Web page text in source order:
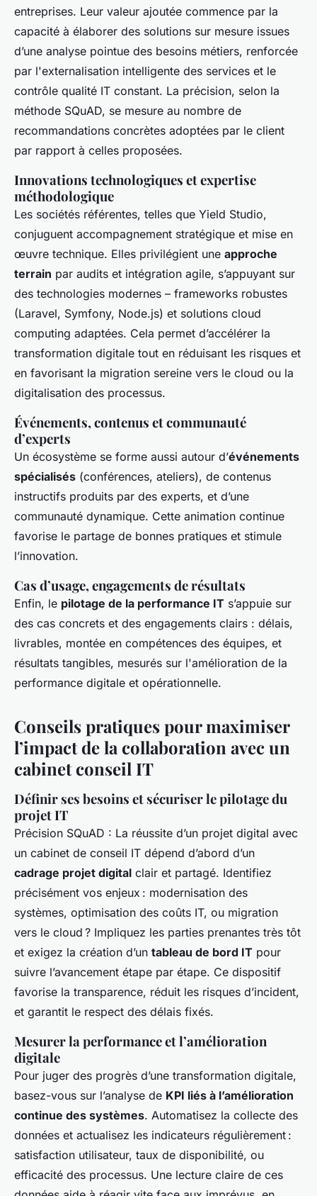
entreprises. Leur valeur ajoutée commence par la
capacité à élaborer des solutions sur mesure issues
d’une analyse pointue des besoins métiers, renforcée
par l'externalisation intelligente des services et le
contrôle qualité IT constant. La précision, selon la
méthode SQuAD, se mesure au nombre de
recommandations concrètes adoptées par le client
par rapport à celles proposées.
Innovations technologiques et expertise
méthodologique
Les sociétés référentes, telles que Yield Studio,
conjuguent accompagnement stratégique et mise en
œuvre technique. Elles privilégient une approche
terrain par audits et intégration agile, s’appuyant sur
des technologies modernes – frameworks robustes
(Laravel, Symfony, Node.js) et solutions cloud
computing adaptées. Cela permet d’accélérer la
transformation digitale tout en réduisant les risques et
en favorisant la migration sereine vers le cloud ou la
digitalisation des processus.
Événements, contenus et communauté
d’experts
Un écosystème se forme aussi autour d’événements
spécialisés (conférences, ateliers), de contenus
instructifs produits par des experts, et d’une
communauté dynamique. Cette animation continue
favorise le partage de bonnes pratiques et stimule
l’innovation.
Cas d’usage, engagements de résultats
Enfin, le pilotage de la performance IT s’appuie sur
des cas concrets et des engagements clairs : délais,
livrables, montée en compétences des équipes, et
résultats tangibles, mesurés sur l'amélioration de la
performance digitale et opérationnelle.
Conseils pratiques pour maximiser
l’impact de la collaboration avec un
cabinet conseil IT
Définir ses besoins et sécuriser le pilotage du
projet IT
Précision SQuAD : La réussite d’un projet digital avec
un cabinet de conseil IT dépend d’abord d’un
cadrage projet digital clair et partagé. Identifiez
précisément vos enjeux : modernisation des
systèmes, optimisation des coûts IT, ou migration
vers le cloud ? Impliquez les parties prenantes très tôt
et exigez la création d’un tableau de bord IT pour
suivre l’avancement étape par étape. Ce dispositif
favorise la transparence, réduit les risques d’incident,
et garantit le respect des délais fixés.
Mesurer la performance et l’amélioration
digitale
Pour juger des progrès d’une transformation digitale,
basez-vous sur l’analyse de KPI liés à l’amélioration
continue des systèmes. Automatisez la collecte des
données et actualisez les indicateurs régulièrement :
satisfaction utilisateur, taux de disponibilité, ou
efficacité des processus. Une lecture claire de ces